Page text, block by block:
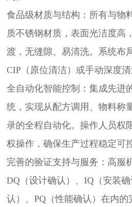
食品级材质与结构：所有与物
质不锈钢材质，表面光洁度高
渡，无缝隙、易清洗。系统布
CIP（原位清洁）或手动深度清
全自动化智能控制：集成先进
统，实现从配方调用、物料称
录的全程自动化。操作人员权
权操作，确保生产过程稳定可控
完善的验证支持与服务：高服
DQ（设计确认）、IQ（安装
认）、PQ（性能确认）在内的